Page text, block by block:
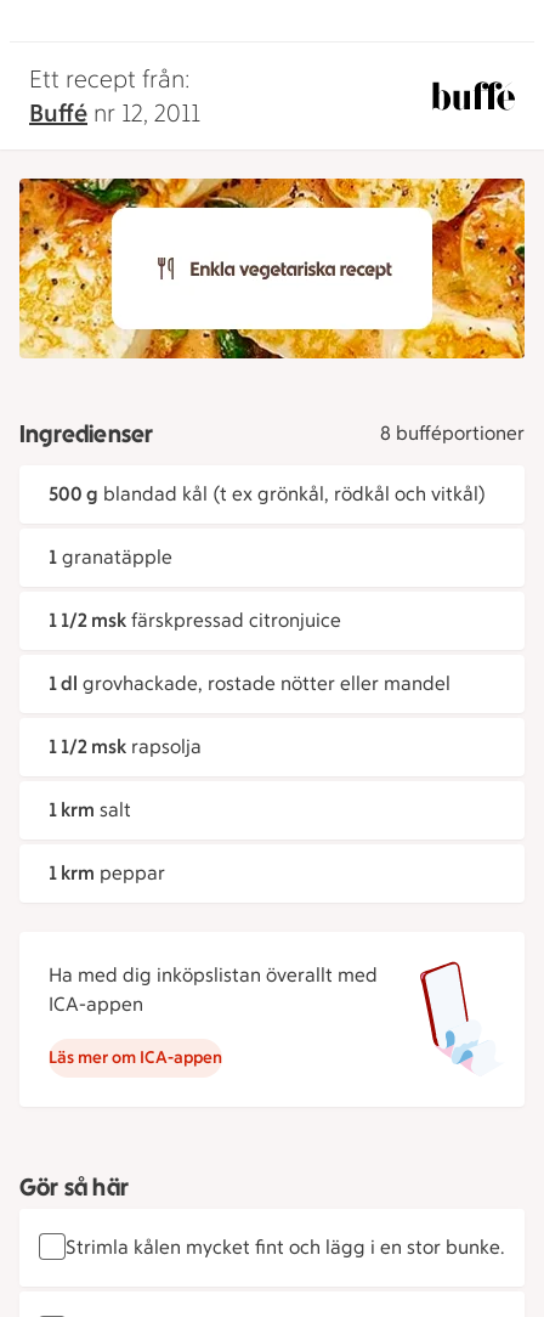
Ett recept från:
Buffé nr 12, 2011
Ingredienser 8 bufféportioner
500 g blandad kål (t ex grönkål, rödkål och vitkål)
1 granatäpple
1 1/2 msk färskpressad citronjuice
1 dl grovhackade, rostade nötter eller mandel
1 1/2 msk rapsolja
1 krm salt
1 krm peppar
Ha med dig inköpslistan överallt med
ICA-appen
Läs mer om ICA-appen
Gör så här
Strimla kålen mycket fint och lägg i en stor bunke.